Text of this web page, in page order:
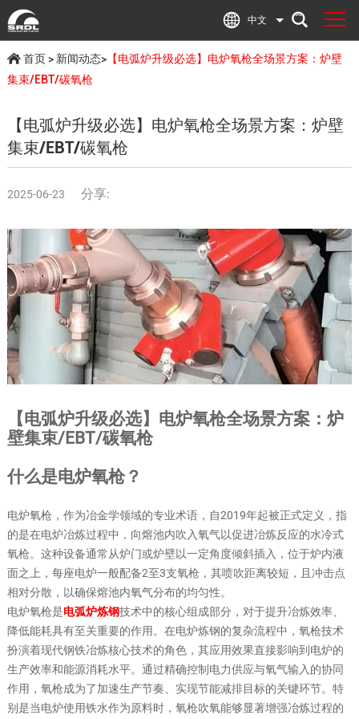
中文
首页> 新闻动态>【电弧炉升级必选】电炉氧枪全场景方案：炉壁
集束/EBT/碳氧枪
【电弧炉升级必选】电炉氧枪全场景方案：炉壁
集束/EBT/碳氧枪
2025-06-23 分享:
【电弧炉升级必选】电炉氧枪全场景方案：炉
壁集束/EBT/碳氧枪
什么是电炉氧枪？
电炉氧枪，作为冶金学领域的专业术语，自2019年起被正式定义，指
的是在电炉冶炼过程中，向熔池内吹入氧气以促进冶炼反应的水冷式
氧枪。这种设备通常从炉门或炉壁以一定角度倾斜插入，位于炉内液
面之上，每座电炉一般配备2至3支氧枪，其喷吹距离较短，且冲击点
相对分散，以确保熔池内氧气分布的均匀性。
电炉氧枪是电弧炉炼钢技术中的核心组成部分，对于提升冶炼效率、
降低能耗具有至关重要的作用。在电炉炼钢的复杂流程中，氧枪技术
扮演着现代钢铁冶炼核心技术的角色，其应用效果直接影响到电炉的
生产效率和能源消耗水平。通过精确控制电力供应与氧气输入的协同
作用，氧枪成为了加速生产节奏、实现节能减排目标的关键环节。特
别是当电炉使用铁水作为原料时，氧枪吹氧能够显著增强冶炼过程的